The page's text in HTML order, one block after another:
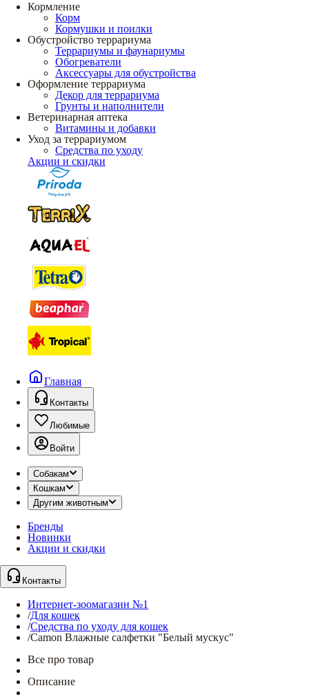
Кормление
Корм
Кормушки и поилки
Обустройство террариума
Террариумы и фаунариумы
Обогреватели
Аксессуары для обустройства
Оформление террариума
Декор для террариума
Грунты и наполнители
Ветеринарная аптека
Витамины и добавки
Уход за террариумом
Средства по уходу
Акции и скидки
Главная
Контакты
Любимые
Войти
Собакам
Кошкам
Другим животным
Бренды
Новинки
Акции и скидки
Контакты
Интернет-зоомагазин №1
/Для кошек
/Средства по уходу для кошек
/Camon Влажные салфетки "Белый мускус"
Все про товар
Описание